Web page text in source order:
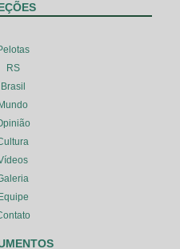
RS
Brasil
Mundo
Equipe